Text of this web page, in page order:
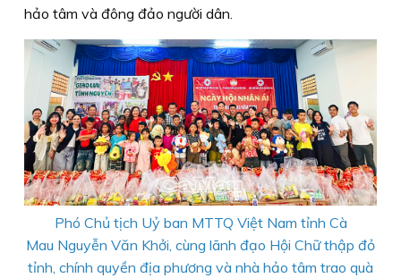
hảo tâm và đông đảo người dân.
Phó Chủ tịch Uỷ ban MTTQ Việt Nam tỉnh Cà
Mau Nguyễn Văn Khởi, cùng lãnh đạo Hội Chữ thập đỏ
tỉnh, chính quyền địa phương và nhà hảo tâm trao quà